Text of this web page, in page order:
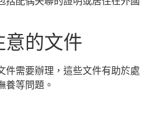
的文件
件需要辦理，這些文件有助於處
養等問題。